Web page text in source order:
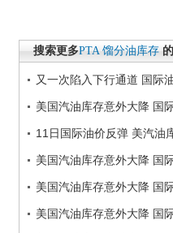
搜索更多PTA 馏分油库存
又一次陷入下行通道 国际
美国汽油库存意外大降 国
11日国际油价反弹 美汽油
美国汽油库存意外大降 国
美国汽油库存意外大降 国
美国汽油库存意外大降 国